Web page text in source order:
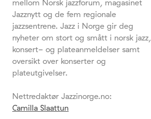
mellom Norsk jazzforum, magasinet
Jazznytt og de fem regionale
jazzsentrene. Jazz i Norge gir deg
nyheter om stort og smått i norsk jazz,
konsert- og plateanmeldelser samt
oversikt over konserter og
plateutgivelser.
Nettredaktør Jazzinorge.no:
Camilla Slaattun